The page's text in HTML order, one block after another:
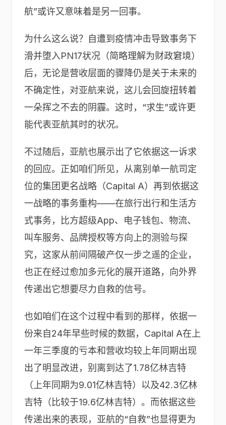
航”或许又意味着是另一回事。
为什么这么说？自遭到疫情冲击导致事务下
滑并堕入PN17状况（简略理解为财政窘境）
后，无论是营收层面的骤降仍是关于未来的
不确定性，对亚航来说，这儿会回旋扭转着
一朵挥之不去的阴霾。这时，“求生”或许更
能代表亚航其时的状况。
不过随后，亚航也展示出了它依据这一诉求
的回应。正如咱们所见，从离别单一航司定
位的集团更名战略（Capital A）再到依据这
一战略的事务重构——在旅行出行和生活方
式事务，比方超级App、电子钱包、物流、
叫车服务、品牌授权等方向上的测验与探
究，这家从前间隔破产仅一步之遥的企业，
也正在经过愈加多元化的展开道路，向外界
传递出它想要尽力自救的信号。
也如咱们在这个过程中看到的那样，依据一
份来自24年早些时候的数据，Capital A在上
一年三季度的亏本和营收均较上年同期出现
出了明显改进，别离到达了1.78亿林吉特
（上年同期为9.01亿林吉特）以及42.3亿林
吉特（比较于19.6亿林吉特）。而依据这些
传递出来的表现，亚航的“自救”也显得更为